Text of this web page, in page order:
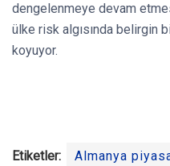
dengelenmeye devam
ülke risk algısında belirgin
koyuyor.
Etiketler: Almanya